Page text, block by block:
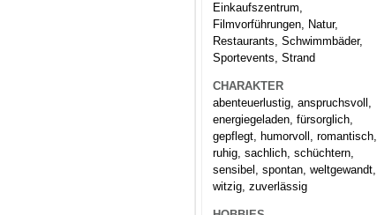
Einkaufszentrum,
Filmvorführungen, Natur,
Restaurants, Schwimmbäder,
Sportevents, Strand
CHARAKTER
abenteuerlustig, anspruchsvoll,
energiegeladen, fürsorglich,
gepflegt, humorvoll, romantisch,
ruhig, sachlich, schüchtern,
sensibel, spontan, weltgewandt,
witzig, zuverlässig